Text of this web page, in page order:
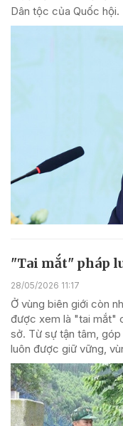
Dân tộc của Quốc hội.
"Tai mắt" pháp
28/05/2026 11:17
Ở vùng biên giới còn
được xem là "tai mắt"
sở. Từ sự tận tâm,
luôn được giữ vững,